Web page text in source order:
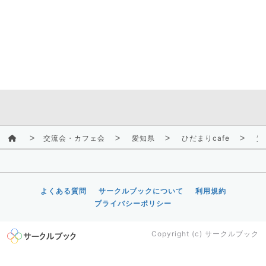
交流会・カフェ会 愛知県 ひだまりcafe 質
よくある質問 サークルブックについて
利用規約
プライバシーポリシー
Copyright (c) サークルブック